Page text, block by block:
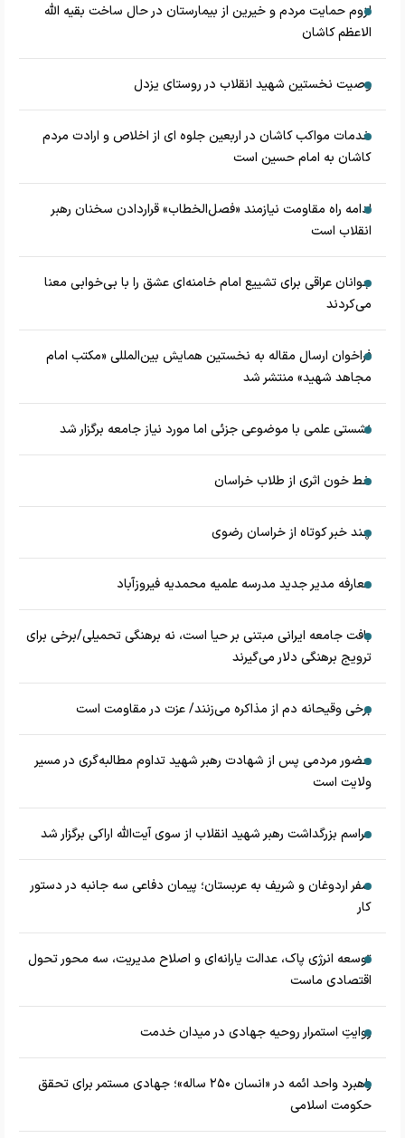
لزوم حمایت مردم و خیرین از بیمارستان در حال ساخت بقیه الله
الاعظم کاشان
وصیت نخستین شهید انقلاب در روستای یزدل
خدمات مواکب کاشان در اربعین جلوه ای از اخلاص و ارادت مردم
کاشان به امام حسین است
ادامه راه مقاومت نیازمند «فصل‌الخطاب» قراردادن سخنان رهبر
انقلاب است
جوانان عراقی برای تشییع امام خامنه‌ای عشق را با بی‌خوابی معنا
می‌کردند
فراخوان ارسال مقاله به نخستین همایش بین‌المللی «مکتب امام
مجاهد شهید» منتشر شد
نشستی علمی با موضوعی جزئی اما مورد نیاز جامعه برگزار شد
خط خون اثری از طلاب خراسان
چند خبر کوتاه از خراسان رضوی
معارفه مدیر جدید مدرسه علمیه محمدیه فیروزآباد
بافت جامعه ایرانی مبتنی بر حیا است، نه برهنگی تحمیلی/برخی برای
ترویج برهنگی دلار می‌گیرند
برخی وقیحانه دم از مذاکره می‌زنند/ عزت در مقاومت است
حضور مردمی پس از شهادت رهبر شهید تداوم مطالبه‌گری در مسیر
ولایت است
مراسم بزرگداشت رهبر شهید انقلاب از سوی آیت‌الله اراکی برگزار شد
سفر اردوغان و شریف به عربستان؛ پیمان دفاعی سه جانبه در دستور
کار
توسعه انرژی پاک، عدالت یارانه‌ای و اصلاح مدیریت، سه محور تحول
اقتصادی ماست
روایتِ استمرار روحیه جهادی در میدان خدمت
راهبرد واحد ائمه در «انسان ۲۵۰ ساله»؛ جهادی مستمر برای تحقق
حکومت اسلامی